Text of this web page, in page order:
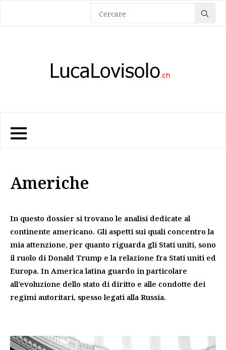
for:
Americhe
In questo dossier si trovano le analisi dedicate al
continente americano. Gli aspetti sui quali concentro la
mia attenzione, per quanto riguarda gli Stati uniti, sono
il ruolo di Donald Trump e la relazione fra Stati uniti ed
Europa. In America latina guardo in particolare
all’evoluzione dello stato di diritto e alle condotte dei
regimi autoritari, spesso legati alla Russia.